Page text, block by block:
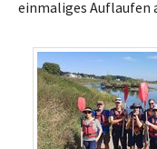
einmaliges Auflaufen